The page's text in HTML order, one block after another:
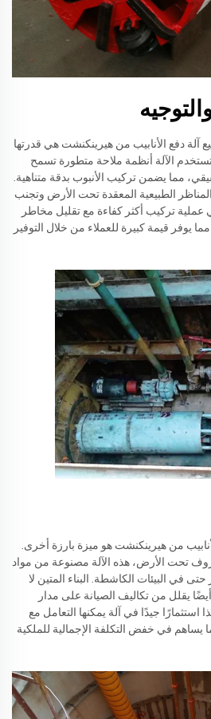
آلة دفع الأنابيب من هيرينكنشت هي قدرتها
تستخدم الآلة أنظمة ملاحة متطورة تسمح
مما يضمن تركيب الأنبوب بدقة متناهية.
الطبيعية المعقدة تحت الأرض وتجنب
عملية تركيب أكثر كفاءة مع تقليل مخاطر
يوفر قيمة كبيرة للعملاء من خلال التوفير
الأنابيب من هيرينكنشت هو ميزة بارزة أخرى.
تحت الأرض، هذه الآلة مصنوعة من مواد
في البيئات الكاشطة. البناء المتين لا
يقلل من تكاليف الصيانة على مدار
استثمارًا جيدًا في آلة يمكنها التعامل مع
يساهم في خفض التكلفة الإجمالية للملكية